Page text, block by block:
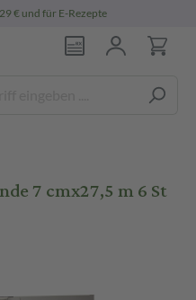
€ und für E-Rezepte
7 cmx27,5 m 6 St